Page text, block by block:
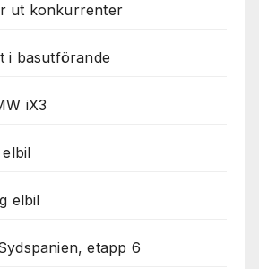
ut konkurrenter
i basutförande
iX3
elbil
etapp 6